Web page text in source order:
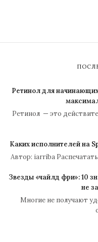
Ретинол для
Ретинол — это
Каких исполнителей на
Автор: iarriba
Звезды «чайлд фри»: 10
не
Многие не получают